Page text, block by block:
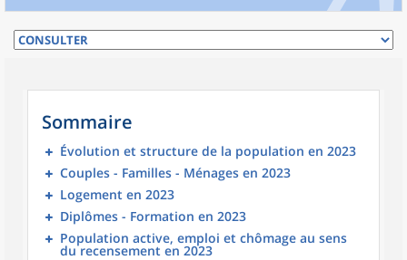
Sommaire
Évolution et structure de la population en 2023
Couples - Familles - Ménages en 2023
Logement en 2023
Diplômes - Formation en 2023
Population active, emploi et chômage au sens
du recensement en 2023